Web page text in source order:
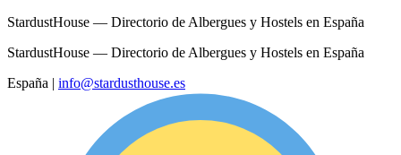
StardustHouse — Directorio de Albergues y Hostels en España
StardustHouse — Directorio de Albergues y Hostels en España
España | info@stardusthouse.es